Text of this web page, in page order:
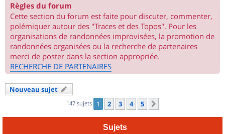
Règles du forum
Cette section du forum est faite pour discuter, commenter,
polémiquer autour des "Traces et des Topos". Pour les
organisations de randonnées improvisées, la promotion de
randonnées organisées ou la recherche de partenaires
merci de poster dans la section appropriée.
RECHERCHE DE PARTENAIRES
Nouveau sujet
147 sujets 1 2 3 4 5
Sujets